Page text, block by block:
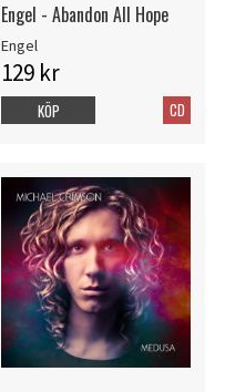
Engel - Abandon All Hope
Engel
129 kr
CD
KÖP